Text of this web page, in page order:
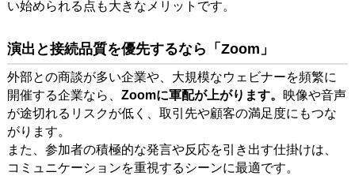
い始められる点も大きなメリットです。
演出と接続品質を優先するなら「Zoom」
外部との商談が多い企業や、大規模なウェビナーを頻繁に
開催する企業なら、 Zoomに軍配が上がります。 映像や音声
が途切れるリスクが低く、取引先や顧客の満足度にもつな
がります。
また、参加者の積極的な発言や反応を引き出す仕掛けは、
コミュニケーションを重視するシーンに最適です。